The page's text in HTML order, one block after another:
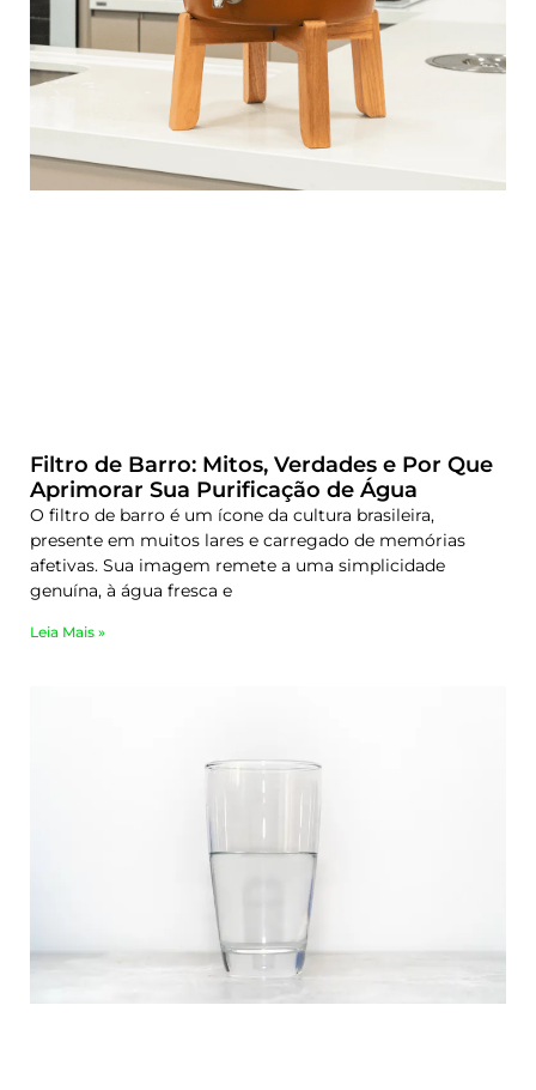
Filtro de Barro: Mitos, Verdades e Por Que
Aprimorar Sua Purificação de Água
O filtro de barro é um ícone da cultura brasileira,
presente em muitos lares e carregado de memórias
afetivas. Sua imagem remete a uma simplicidade
genuína, à água fresca e
Leia Mais »